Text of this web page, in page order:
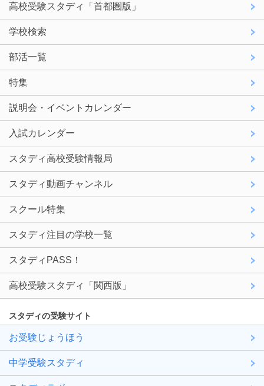
高校受験スタディ「首都圏版」
学校検索
部活一覧
特集
説明会・イベントカレンダー
入試カレンダー
スタディ高校受験情報局
スタディ動画チャンネル
スクール特集
スタディ注目の学校一覧
スタディPASS！
高校受験スタディ「関西版」
スタディの受験サイト
お受験じょうほう
中学受験スタディ